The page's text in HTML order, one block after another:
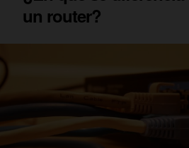
un router?